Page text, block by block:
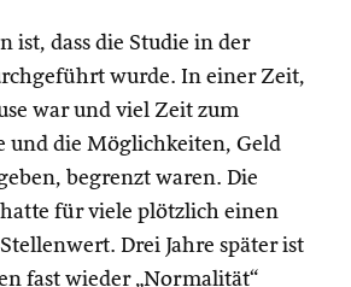
ist, dass die Studie in der
wurde. In einer Zeit,
war und viel Zeit zum
und die Möglichkeiten, Geld
begrenzt waren. Die
für viele plötzlich einen
Drei Jahre später ist
fast wieder „Normalität“